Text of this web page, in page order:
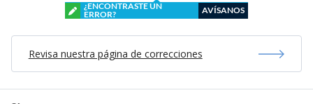
¿ENCONTRASTE UN
ERROR?
AVÍSANOS
Revisa nuestra página de correcciones